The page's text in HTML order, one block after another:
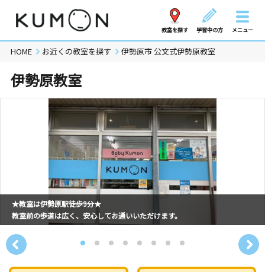
教室を探す 学習中の方 メニュー
HOME お近くの教室を探す 伊勢原市 公文式伊勢原教室
伊勢原教室
★教室は伊勢原駅徒歩9分★
教室前の歩道は広く、安心してお通いいただけます。